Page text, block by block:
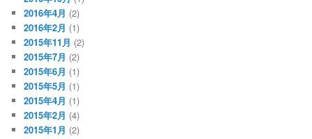
2016年4月 (2)
2016年2月 (1)
2015年11月 (2)
2015年7月 (2)
2015年6月 (1)
2015年5月 (1)
2015年4月 (1)
2015年2月 (4)
2015年1月 (2)